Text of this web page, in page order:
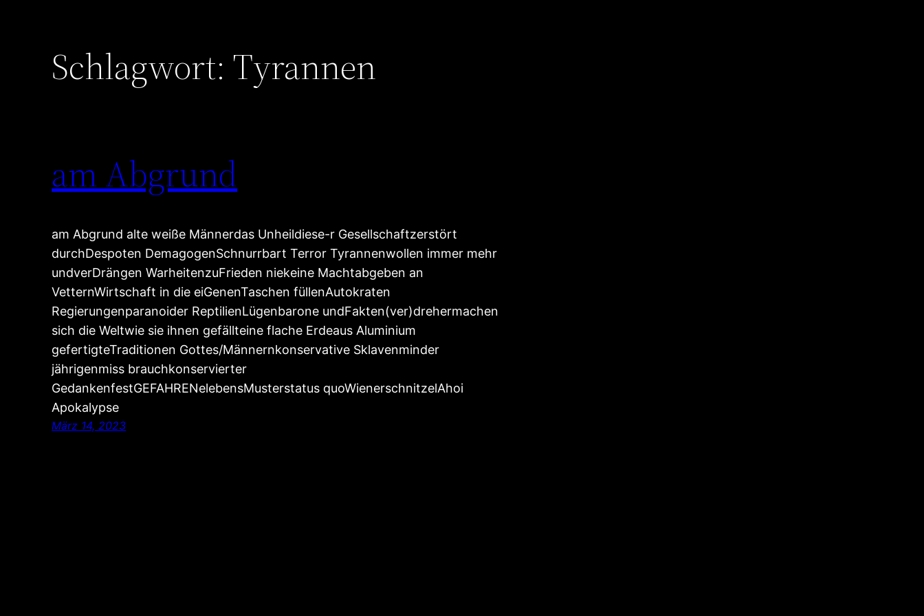
Schlagwort: Tyrannen
am Abgrund
am Abgrund alte weiße Männerdas Unheildiese-r Gesellschaftzerstört
durchDespoten DemagogenSchnurrbart Terror Tyrannenwollen immer mehr
undverDrängen WarheitenzuFrieden niekeine Machtabgeben an
VetternWirtschaft in die eiGenenTaschen füllenAutokraten
Regierungenparanoider ReptilienLügenbarone undFakten(ver)drehermachen
sich die Weltwie sie ihnen gefällteine flache Erdeaus Aluminium
gefertigteTraditionen Gottes/Männernkonservative Sklavenminder
jährigenmiss brauchkonservierter
GedankenfestGEFAHRENelebensMusterstatus quoWienerschnitzelAhoi
Apokalypse
März 14, 2023